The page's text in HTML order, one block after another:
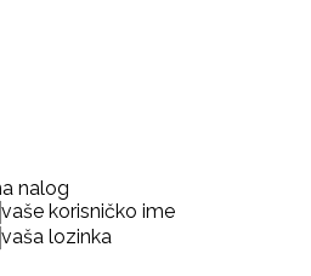
nalog
vaše korisničko ime
vaša lozinka